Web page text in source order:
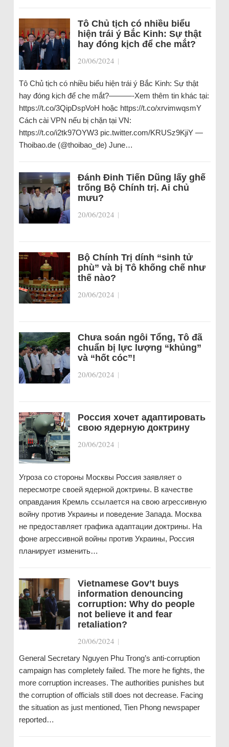
Tô Chủ tịch có nhiều biểu
hiện trái ý Bắc Kinh: Sự thật
hay đóng kịch để che mắt?
20/06/2024 |
Tô Chủ tịch có nhiều biểu hiện trái ý Bắc Kinh: Sự thật
hay đóng kịch để che mắt?———-Xem thêm tin khác tại:
https://t.co/3QipDspVoH hoặc https://t.co/xrvimwqsmY
Cách cài VPN nếu bị chặn tại VN:
https://t.co/i2tk97OYW3 pic.twitter.com/KRUSz9KjiY —
Thoibao.de (@thoibao_de) June…
Đánh Đinh Tiến Dũng lấy ghế
trống Bộ Chính trị. Ai chủ
mưu?
20/06/2024 |
Bộ Chính Trị dính “sinh tử
phù” và bị Tô khống chế như
thế nào?
20/06/2024 |
Chưa soán ngôi Tổng, Tô đã
chuẩn bị lực lượng “khủng”
và “hốt cóc”!
20/06/2024 |
Россия хочет адаптировать
свою ядерную доктрину
20/06/2024 |
Угроза со стороны Москвы Россия заявляет о
пересмотре своей ядерной доктрины. В качестве
оправдания Кремль ссылается на свою агрессивную
войну против Украины и поведение Запада. Москва
не предоставляет графика адаптации доктрины. На
фоне агрессивной войны против Украины, Россия
планирует изменить…
Vietnamese Gov’t buys
information denouncing
corruption: Why do people
not believe it and fear
retaliation?
20/06/2024 |
General Secretary Nguyen Phu Trong’s anti-corruption
campaign has completely failed. The more he fights, the
more corruption increases. The authorities punishes but
the corruption of officials still does not decrease. Facing
the situation as just mentioned, Tien Phong newspaper
reported…